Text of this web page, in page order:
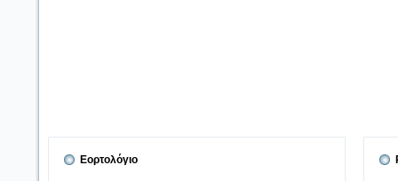
Εορτολόγιο